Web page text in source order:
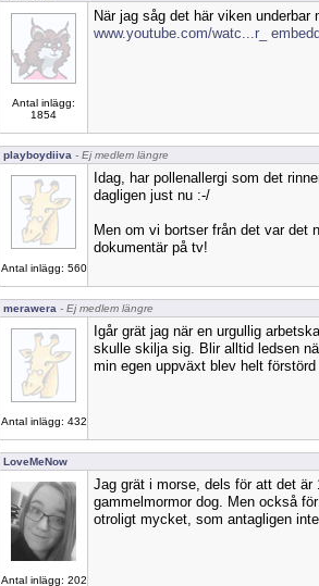
Antal inlägg:
1854
När jag såg det här viken underbar
www.youtube.com/watc...r_
playboydiiva - Ej medlem längre
Antal inlägg: 560
Idag, har pollenallergi som det
dagligen just nu :-/
Men om vi bortser från det var det
dokumentär på tv!
merawera - Ej medlem längre
Antal inlägg: 432
Igår grät jag när en urgullig
skulle skilja sig. Blir alltid ledsen
min egen uppväxt blev helt
LoveMeNow
Antal inlägg: 202
Jag grät i morse, dels för att det
gammelmormor dog. Men också
otroligt mycket, som antagligen